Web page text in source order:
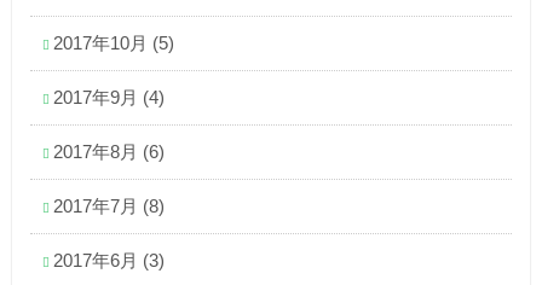
2017年10月 (5)
2017年9月 (4)
2017年8月 (6)
2017年7月 (8)
2017年6月 (3)